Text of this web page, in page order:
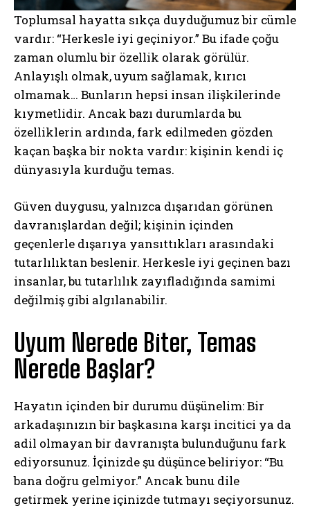
Toplumsal hayatta sıkça duyduğumuz bir cümle
vardır: “Herkesle iyi geçiniyor.” Bu ifade çoğu
zaman olumlu bir özellik olarak görülür.
Anlayışlı olmak, uyum sağlamak, kırıcı
olmamak… Bunların hepsi insan ilişkilerinde
kıymetlidir. Ancak bazı durumlarda bu
özelliklerin ardında, fark edilmeden gözden
kaçan başka bir nokta vardır: kişinin kendi iç
dünyasıyla kurduğu temas.
Güven duygusu, yalnızca dışarıdan görünen
davranışlardan değil; kişinin içinden
geçenlerle dışarıya yansıttıkları arasındaki
tutarlılıktan beslenir. Herkesle iyi geçinen bazı
insanlar, bu tutarlılık zayıfladığında samimi
değilmiş gibi algılanabilir.
Uyum Nerede Biter, Temas
Nerede Başlar?
Hayatın içinden bir durumu düşünelim: Bir
arkadaşınızın bir başkasına karşı incitici ya da
adil olmayan bir davranışta bulunduğunu fark
ediyorsunuz. İçinizde şu düşünce beliriyor: “Bu
bana doğru gelmiyor.” Ancak bunu dile
getirmek yerine içinizde tutmayı seçiyorsunuz.